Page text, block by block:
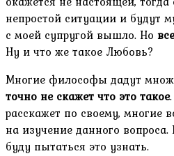
непростой ситуации и будут
с моей супругой вышло. Но
Ну и что же такое Любовь?
Многие философы дадут
точно не скажет что это такое
расскажет по своему, многие
на изучение данного
буду пытаться это узнать.